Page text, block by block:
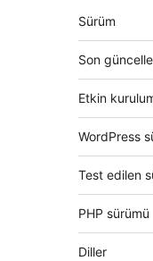
Meta
Sürüm
Son
Etkin
WordPress
Test edilen
PHP sürümü
Diller